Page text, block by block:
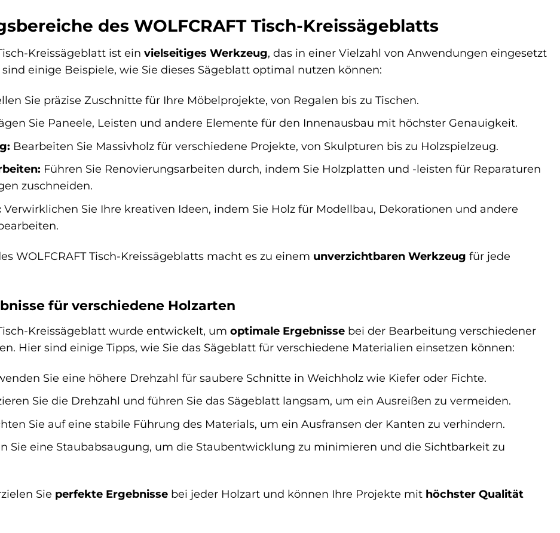
des WOLFCRAFT Tisch-Kreissägeblatts
Kreissägeblatt ist ein vielseitiges Werkzeug, das in einer Vielzahl von Anwendungen eingesetzt
einige Beispiele, wie Sie dieses Sägeblatt optimal nutzen können:
Sie präzise Zuschnitte für Ihre Möbelprojekte, von Regalen bis zu Tischen.
Sie Paneele, Leisten und andere Elemente für den Innenausbau mit höchster Genauigkeit.
Bearbeiten Sie Massivholz für verschiedene Projekte, von Skulpturen bis zu Holzspielzeug.
Führen Sie Renovierungsarbeiten durch, indem Sie Holzplatten und -leisten für Reparaturen
zuschneiden.
Verwirklichen Sie Ihre kreativen Ideen, indem Sie Holz für Modellbau, Dekorationen und andere
WOLFCRAFT Tisch-Kreissägeblatts macht es zu einem unverzichtbaren Werkzeug für jede
für verschiedene Holzarten
Kreissägeblatt wurde entwickelt, um optimale Ergebnisse bei der Bearbeitung verschiedener
Hier sind einige Tipps, wie Sie das Sägeblatt für verschiedene Materialien einsetzen können:
Sie eine höhere Drehzahl für saubere Schnitte in Weichholz wie Kiefer oder Fichte.
Sie die Drehzahl und führen Sie das Sägeblatt langsam, um ein Ausreißen zu vermeiden.
Sie auf eine stabile Führung des Materials, um ein Ausfransen der Kanten zu verhindern.
Sie eine Staubabsaugung, um die Staubentwicklung zu minimieren und die Sichtbarkeit zu
Sie perfekte Ergebnisse bei jeder Holzart und können Ihre Projekte mit höchster Qualität